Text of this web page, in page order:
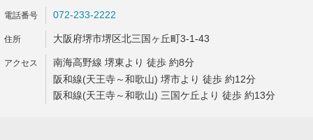
072-233-2222
大阪府堺市堺区北三国ヶ丘町3-1-43
南海高野線 堺東より 徒歩 約8分
阪和線(天王寺～和歌山) 堺市より 徒歩 約12分
阪和線(天王寺～和歌山) 三国ケ丘より 徒歩 約13分